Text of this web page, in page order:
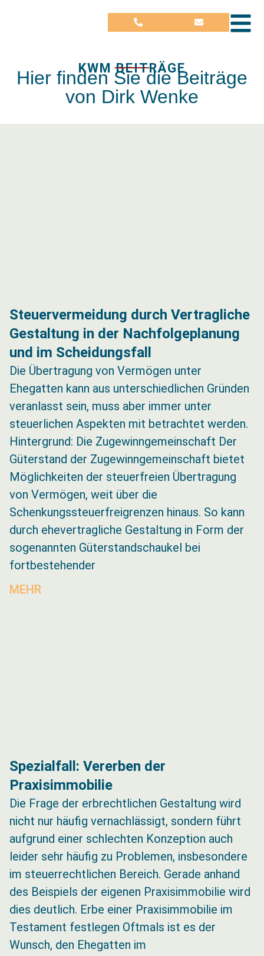
KWM BEITRÄGE
Hier finden Sie die Beiträge
von Dirk Wenke
Steuervermeidung durch Vertragliche
Gestaltung in der Nachfolgeplanung
und im Scheidungsfall
Die Übertragung von Vermögen unter
Ehegatten kann aus unterschiedlichen Gründen
veranlasst sein, muss aber immer unter
steuerlichen Aspekten mit betrachtet werden.
Hintergrund: Die Zugewinngemeinschaft Der
Güterstand der Zugewinngemeinschaft bietet
Möglichkeiten der steuerfreien Übertragung
von Vermögen, weit über die
Schenkungssteuerfreigrenzen hinaus. So kann
durch ehevertragliche Gestaltung in Form der
sogenannten Güterstandschaukel bei
fortbestehender
MEHR
Spezialfall: Vererben der
Praxisimmobilie
Die Frage der erbrechtlichen Gestaltung wird
nicht nur häufig vernachlässigt, sondern führt
aufgrund einer schlechten Konzeption auch
leider sehr häufig zu Problemen, insbesondere
im steuerrechtlichen Bereich. Gerade anhand
des Beispiels der eigenen Praxisimmobilie wird
dies deutlich. Erbe einer Praxisimmobilie im
Testament festlegen Oftmals ist es der
Wunsch, den Ehegatten im